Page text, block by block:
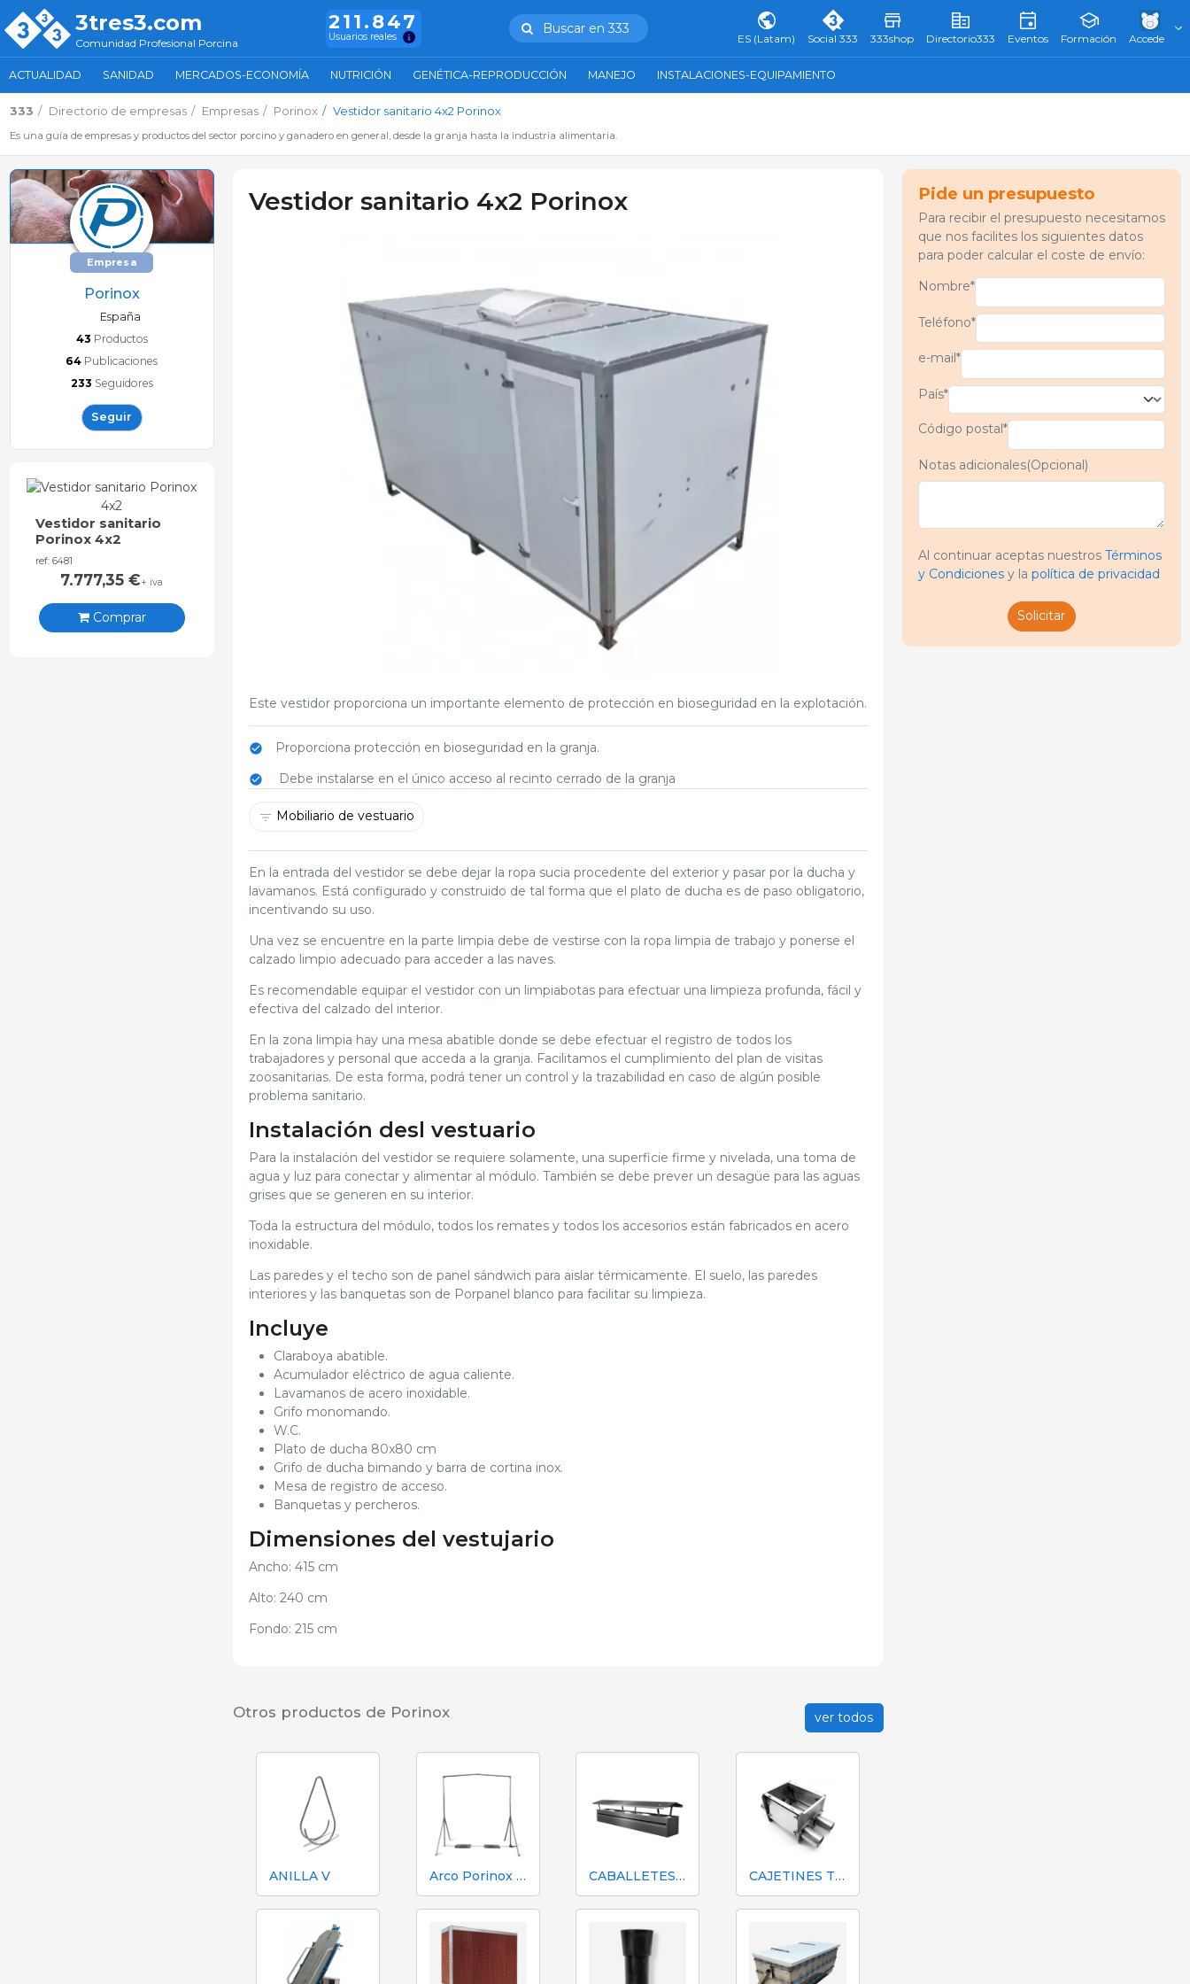
3tres3.com
Comunidad Profesional Porcina
211.847
Usuarios reales
Buscar en 333
ES (Latam) Social 333 333shop Directorio333 Eventos Formación Accede
ACTUALIDAD SANIDAD MERCADOS-ECONOMÍA NUTRICIÓN GENÉTICA-REPRODUCCIÓN MANEJO INSTALACIONES-EQUIPAMIENTO
333 Directorio de empresas Empresas Porinox Vestidor sanitario 4x2 Porinox
Es una guía de empresas y productos del sector porcino y ganadero en general, desde la granja hasta la industria alimentaria.
Empresa
Porinox
España
43 Productos
64 Publicaciones
233 Seguidores
Seguir
Vestidor sanitario
Porinox 4x2
ref: 6481
7.777,35 €+ iva
Comprar
Vestidor sanitario 4x2 Porinox
Este vestidor proporciona un importante elemento de protección en bioseguridad en la explotación.
Proporciona protección en bioseguridad en la granja.
Debe instalarse en el único acceso al recinto cerrado de la granja
Mobiliario de vestuario
En la entrada del vestidor se debe dejar la ropa sucia procedente del exterior y pasar por la ducha y
lavamanos. Está configurado y construido de tal forma que el plato de ducha es de paso obligatorio,
incentivando su uso.
Una vez se encuentre en la parte limpia debe de vestirse con la ropa limpia de trabajo y ponerse el
calzado limpio adecuado para acceder a las naves.
Es recomendable equipar el vestidor con un limpiabotas para efectuar una limpieza profunda, fácil y
efectiva del calzado del interior.
En la zona limpia hay una mesa abatible donde se debe efectuar el registro de todos los
trabajadores y personal que acceda a la granja. Facilitamos el cumplimiento del plan de visitas
zoosanitarias. De esta forma, podrá tener un control y la trazabilidad en caso de algún posible
problema sanitario.
Instalación desl vestuario
Para la instalación del vestidor se requiere solamente, una superficie firme y nivelada, una toma de
agua y luz para conectar y alimentar al módulo. También se debe prever un desagüe para las aguas
grises que se generen en su interior.
Toda la estructura del módulo, todos los remates y todos los accesorios están fabricados en acero
inoxidable.
Las paredes y el techo son de panel sándwich para aislar térmicamente. El suelo, las paredes
interiores y las banquetas son de Porpanel blanco para facilitar su limpieza.
Incluye
Claraboya abatible.
Acumulador eléctrico de agua caliente.
Lavamanos de acero inoxidable.
Grifo monomando.
W.C.
Plato de ducha 80x80 cm
Grifo de ducha bimando y barra de cortina inox.
Mesa de registro de acceso.
Banquetas y percheros.
Dimensiones del vestujario
Ancho: 415 cm
Alto: 240 cm
Fondo: 215 cm
ver todos
Otros productos de Porinox
ANILLA V Arco Porinox desinfección para vehículos (fotodetectores) CABALLETES / CUMBRERAS DE VENTILACIÓN CAJETINES TÁNDEM Ø60
Pide un presupuesto
Para recibir el presupuesto necesitamos
que nos facilites los siguientes datos
para poder calcular el coste de envío:
Nombre*
Teléfono*
e-mail*
País*
Código postal*
Notas adicionales(Opcional)
Al continuar aceptas nuestros Términos
y Condicionesy la política de privacidad
Solicitar